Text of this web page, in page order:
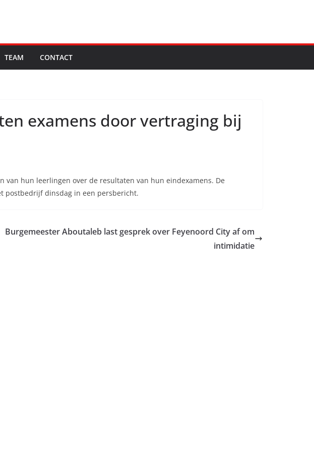
TEAM CONTACT
examens door vertraging bij
hun leerlingen over de resultaten van hun eindexamens. De
postbedrijf dinsdag in een persbericht.
Burgemeester Aboutaleb last gesprek over Feyenoord City af om
intimidatie